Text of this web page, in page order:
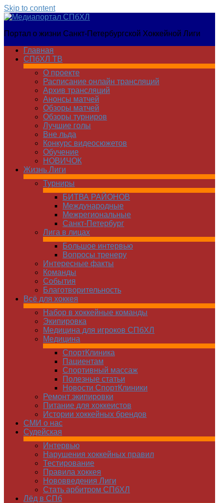
Skip to content
Медиапортал
Портал о жизни Санкт-Петербургской Хоккейной Лиги
Главная
СПбХЛ ТВ
О проекте
Расписание онлайн трансляций
Архив трансляций
Анонсы матчей
Обзоры матчей
Обзоры турниров
Лучшие голы
Вне льда
Конкурс видеосюжетов
Обучение
НОВИЧОК
Жизнь Лиги
Турниры
БИТВА РАЙОНОВ
Международные
Межрегиональные
Санкт-Петербург
Лига в лицах
Большое интервью
Вопросы тренеру
Интересные факты
Команды
Cобытия
Благотворительность
Всё для хоккея
Набор в хоккейные команды
Экипировка
Медицина для игроков СПбХЛ
Медицина
СпортКлиника
Пациентам
Спортивный массаж
Полезные статьи
Новости СпортКлиники
Ремонт экипировки
Питание для хоккеистов
Истории хоккейных брендов
СМИ о нас
Судейская
Интервью
Нарушения хоккейных правил
Тестирование
Правила хоккея
Нововведения Лиги
Стать арбитром СПбХЛ
Лёд в СПб